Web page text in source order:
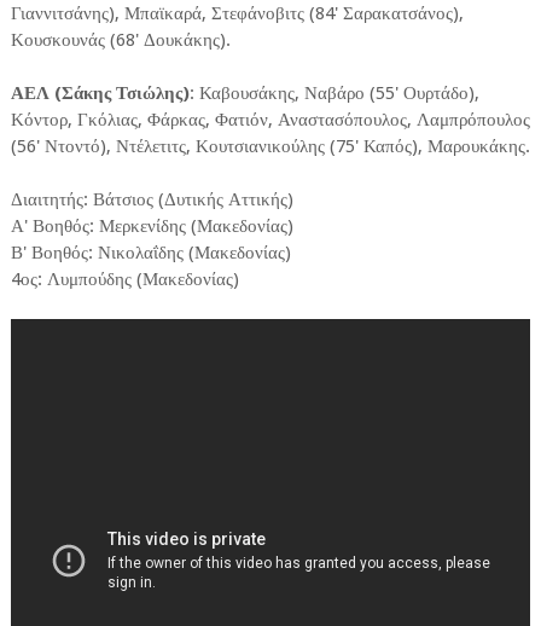
Γιαννιτσάνης), Μπαϊκαρά, Στεφάνοβιτς (84' Σαρακατσάνος),
Κουσκουνάς (68' Δουκάκης).
ΑΕΛ (Σάκης Τσιώλης): Καβουσάκης, Ναβάρο (55' Ουρτάδο),
Κόντορ, Γκόλιας, Φάρκας, Φατιόν, Αναστασόπουλος, Λαμπρόπουλος
(56' Ντοντό), Ντέλετιτς, Κουτσιανικούλης (75' Καπός), Μαρουκάκης.
Διαιτητής: Βάτσιος (Δυτικής Αττικής)
Α' Βοηθός: Μερκενίδης (Μακεδονίας)
Β' Βοηθός: Νικολαΐδης (Μακεδονίας)
4ος: Λυμπούδης (Μακεδονίας)